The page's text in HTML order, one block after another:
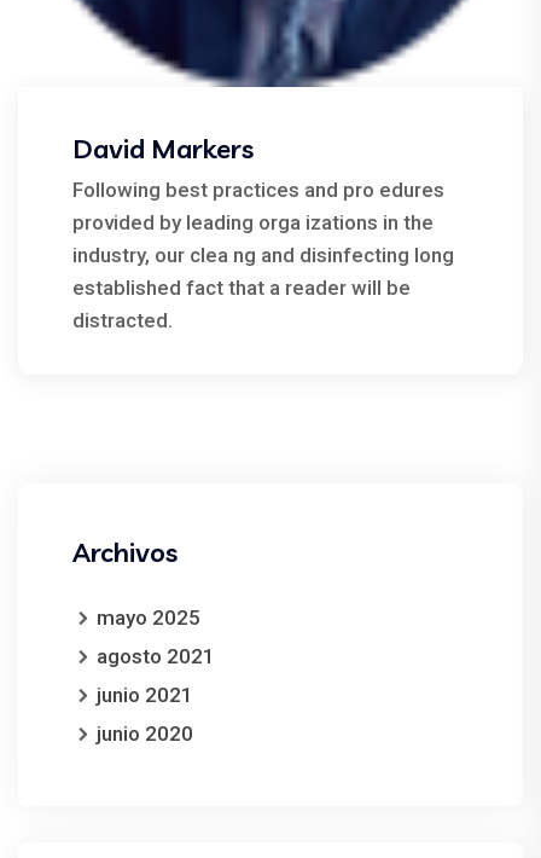
David Markers
Following best practices and pro edures
provided by leading orga izations in the
industry, our clea ng and disinfecting long
established fact that a reader will be
distracted.
Archivos
mayo 2025
agosto 2021
junio 2021
junio 2020